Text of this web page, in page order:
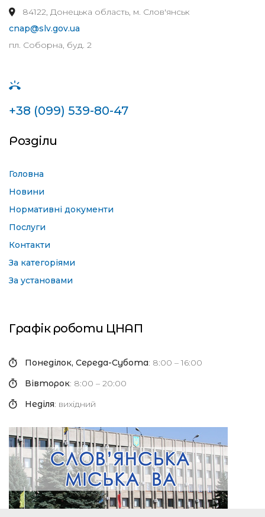
84122, Донецька область, м. Слов'янськ
cnap@slv.gov.ua
пл. Соборна, буд. 2
+38 (099) 539-80-47
Розділи
Головна
Новини
Нормативні документи
Послуги
Контакти
За категоріями
За установами
Графік роботи ЦНАП
Понеділок, Середа-Субота: 8:00 – 16:00
Вівторок: 8:00 – 20:00
Неділя: вихідний